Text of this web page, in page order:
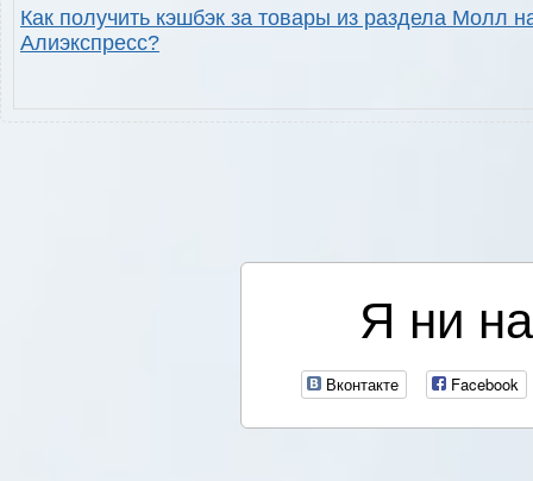
Как получить кэшбэк за товары из раздела Молл
Алиэкспресс?
Я ни
Вконтакте Facebook